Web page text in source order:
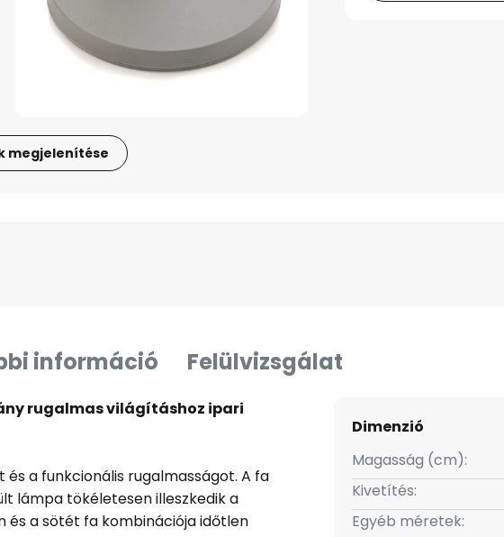
megjelenítése
információ Felülvizsgálat
rugalmas világításhoz ipari
és a funkcionális rugalmasságot. A fa
lámpa tökéletesen illeszkedik a
és a sötét fa kombinációja időtlen
Dimenzió
Magasság (cm):
Kivetítés:
Egyéb méretek: